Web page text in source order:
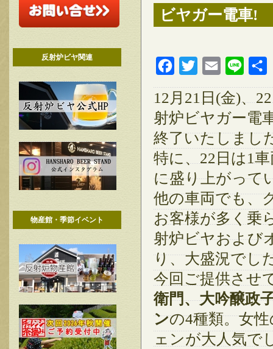
反射炉ビヤ関連
物産館・季節イベント
ビヤガー電車!
FacebookTwitter Email Line
12月21日(金)、
射炉ビヤガー電
終了いたしまし
特に、22日は1
に盛り上がって
他の車両でも、
お客様が多く乗
射炉ビヤおよび
り、大盛況でし
今回ご提供させ
衛門、大吟醸政
ンの4種類。女
ェンが大人気で